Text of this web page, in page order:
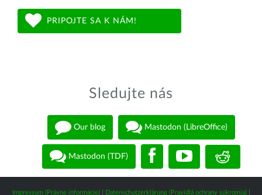
PRIPOJTE SA K NÁM!
Sledujte nás
Our blog Mastodon (LibreOffice)
Mastodon (TDF)
Impressum (Právne informácie)| Datenschutzerklärung (Pravidlá ochrany súkromia)|